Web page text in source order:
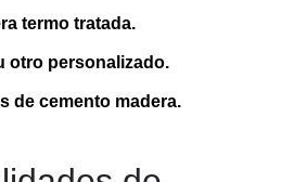
termo tratada.
otro personalizado.
de cemento madera.